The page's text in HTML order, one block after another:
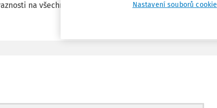
na všechny tři kategorie příjmu.Nastavení souborů cookie